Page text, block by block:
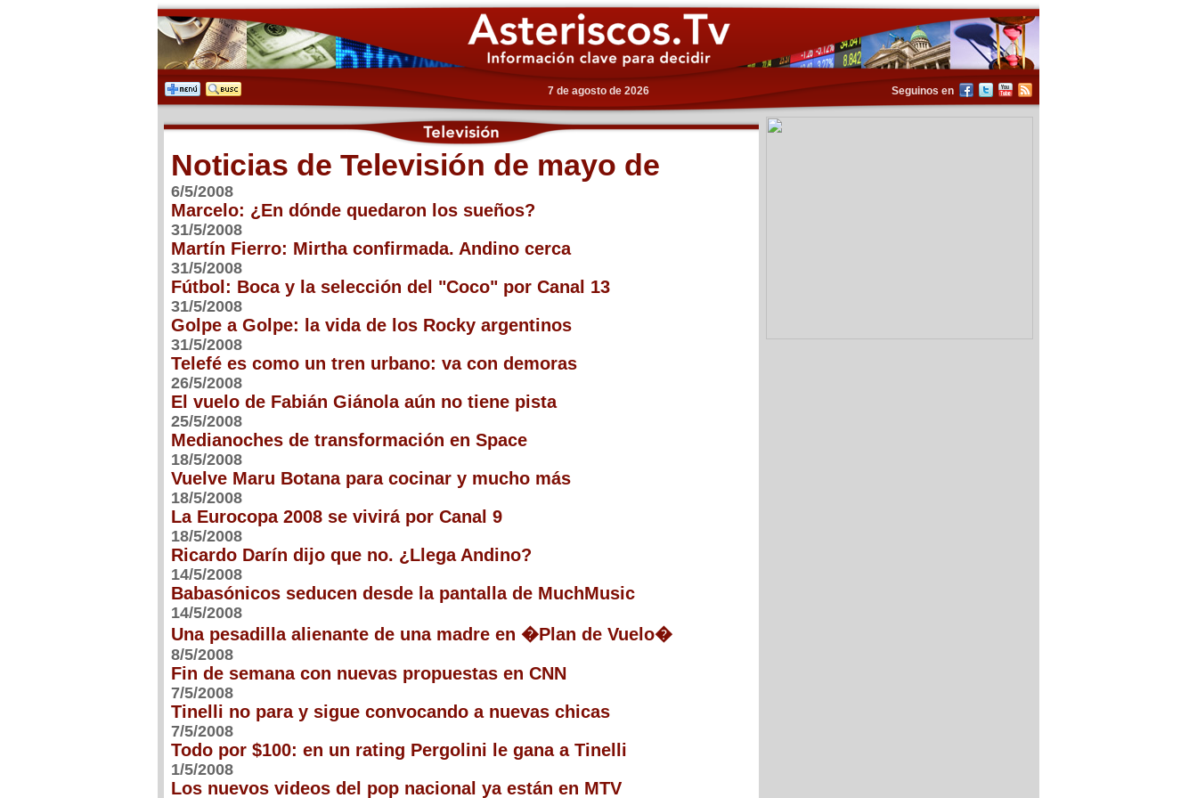
7 de agosto de 2026 Seguinos en
Noticias de Televisión de mayo de
6/5/2008
Marcelo: ¿En dónde quedaron los sueños?
31/5/2008
Martín Fierro: Mirtha confirmada. Andino cerca
31/5/2008
Fútbol: Boca y la selección del "Coco" por Canal 13
31/5/2008
Golpe a Golpe: la vida de los Rocky argentinos
31/5/2008
Telefé es como un tren urbano: va con demoras
26/5/2008
El vuelo de Fabián Giánola aún no tiene pista
25/5/2008
Medianoches de transformación en Space
18/5/2008
Vuelve Maru Botana para cocinar y mucho más
18/5/2008
La Eurocopa 2008 se vivirá por Canal 9
18/5/2008
Ricardo Darín dijo que no. ¿Llega Andino?
14/5/2008
Babasónicos seducen desde la pantalla de MuchMusic
14/5/2008
Una pesadilla alienante de una madre en �Plan de Vuelo�
8/5/2008
Fin de semana con nuevas propuestas en CNN
7/5/2008
Tinelli no para y sigue convocando a nuevas chicas
7/5/2008
Todo por $100: en un rating Pergolini le gana a Tinelli
1/5/2008
Los nuevos videos del pop nacional ya están en MTV